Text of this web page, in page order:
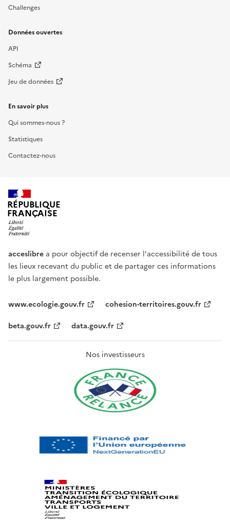
Challenges
Données ouvertes
API
Schéma
Jeu de données
En savoir plus
Qui sommes-nous ?
Statistiques
Contactez-nous
RÉPUBLIQUE
FRANÇAISE
acceslibre a pour objectif de recenser l'accessibilité de tous
les lieux recevant du public et de partager ces informations
le plus largement possible.
www.ecologie.gouv.fr
cohesion-territoires.gouv.fr
beta.gouv.fr
data.gouv.fr
Nos investisseurs